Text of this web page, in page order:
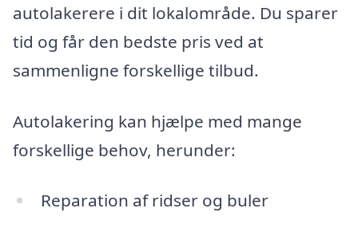
autolakerere i dit lokalområde. Du sparer
tid og får den bedste pris ved at
sammenligne forskellige tilbud.
Autolakering kan hjælpe med mange
forskellige behov, herunder:
Reparation af ridser og buler